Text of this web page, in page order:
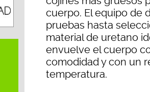
cuerpo. El equipo de
pruebas hasta
material de uretano
envuelve el cuerpo
comodidad y con un
temperatura.